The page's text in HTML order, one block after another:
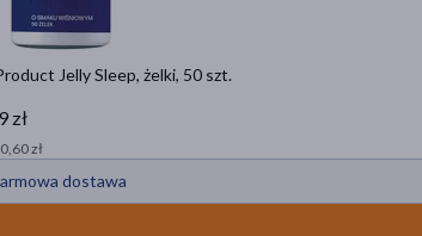
Jelly Sleep, żelki, 50 szt.
zł
zł
dostawa